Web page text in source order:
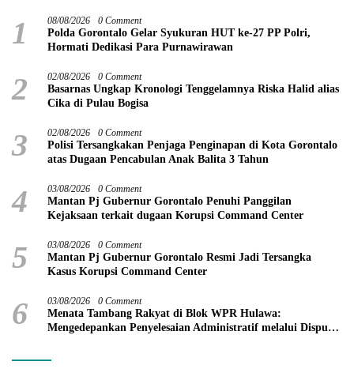
1 08/08/2026 0 Comment
Polda Gorontalo Gelar Syukuran HUT ke-27 PP Polri,
Hormati Dedikasi Para Purnawirawan
2 02/08/2026 0 Comment
Basarnas Ungkap Kronologi Tenggelamnya Riska Halid alias
Cika di Pulau Bogisa
3 02/08/2026 0 Comment
Polisi Tersangkakan Penjaga Penginapan di Kota Gorontalo
atas Dugaan Pencabulan Anak Balita 3 Tahun
4 03/08/2026 0 Comment
Mantan Pj Gubernur Gorontalo Penuhi Panggilan
Kejaksaan terkait dugaan Korupsi Command Center
5 03/08/2026 0 Comment
Mantan Pj Gubernur Gorontalo Resmi Jadi Tersangka
Kasus Korupsi Command Center
6 03/08/2026 0 Comment
Menata Tambang Rakyat di Blok WPR Hulawa:
Mengedepankan Penyelesaian Administratif melalui Dispute